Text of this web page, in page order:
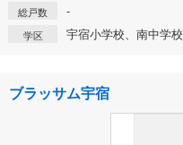
総戸数 -
学区 宇宿小学校、南中学校
ブラッサム宇宿